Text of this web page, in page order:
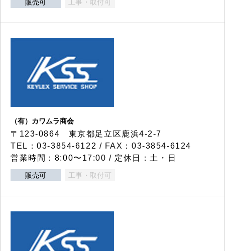
販売可 工事・取付可
（有）カワムラ商会
〒123-0864 東京都足立区鹿浜4-2-7
TEL：03-3854-6122 / FAX：03-3854-6124
営業時間：8:00〜17:00 / 定休日：土・日
販売可 工事・取付可